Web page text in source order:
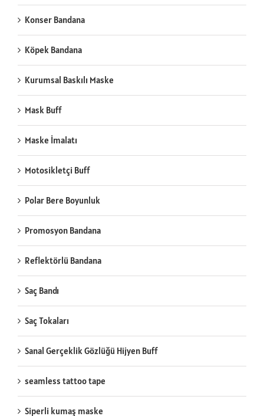
Konser Bandana
Köpek Bandana
Kurumsal Baskılı Maske
Mask Buff
Maske İmalatı
Motosikletçi Buff
Polar Bere Boyunluk
Promosyon Bandana
Reflektörlü Bandana
Saç Bandı
Saç Tokaları
Sanal Gerçeklik Gözlüğü Hijyen Buff
seamless tattoo tape
Siperli kumaş maske